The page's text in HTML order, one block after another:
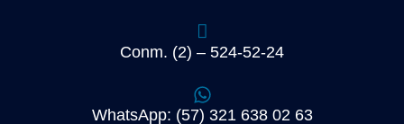
Conm. (2) – 524-52-24
WhatsApp: (57) 321 638 02 63